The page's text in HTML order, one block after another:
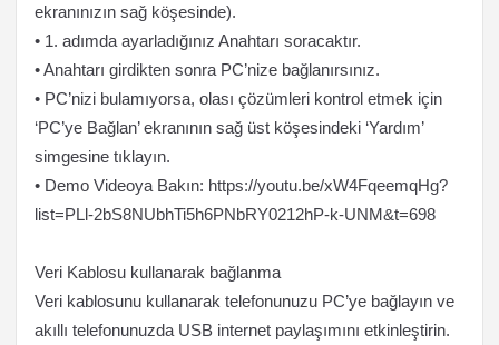
ekranınızın sağ köşesinde).
• 1. adımda ayarladığınız Anahtarı soracaktır.
• Anahtarı girdikten sonra PC’nize bağlanırsınız.
• PC’nizi bulamıyorsa, olası çözümleri kontrol etmek için
‘PC’ye Bağlan’ ekranının sağ üst köşesindeki ‘Yardım’
simgesine tıklayın.
• Demo Videoya Bakın: https://youtu.be/xW4FqeemqHg?
list=PLl-2bS8NUbhTi5h6PNbRY0212hP-k-UNM&t=698
Veri Kablosu kullanarak bağlanma
Veri kablosunu kullanarak telefonunuzu PC’ye bağlayın ve
akıllı telefonunuzda USB internet paylaşımını etkinleştirin.